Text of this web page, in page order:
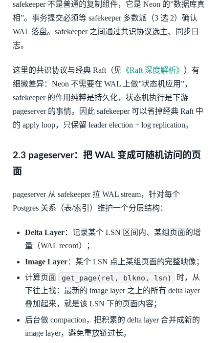
safekeeper 不是普通的复制组件，它是 Neon 的”数据库真
相”。事务提交必须等 safekeeper 多数派（3 选 2）确认
WAL 落盘。safekeeper 之间通过共识协议选主、同步日
志。
这里的共识协议与经典 Raft（见 《Raft 深度解析》 ）有
细微差异：Neon 不需要在 WAL 上做”状态机应用”，
safekeeper 的作用纯粹是持久化，状态机执行是下游
pageserver 的事情。因此 safekeeper 可以省掉经典 Raft 中
的 apply loop，只保留 leader election + log replication。
2.3 pageserver：把 WAL 变成可随机访问的页
面
pageserver 从 safekeeper 拉 WAL stream，针对每个
Postgres 关系（表/索引）维护一个分层结构：
Delta Layer：记录某个 LSN 区间内、某组页面的增
量（WAL record）；
Image Layer：某个 LSN 点上某组页面的完整映像；
计算页面
get_page(rel, blkno, lsn)
时，从
下往上找：最新的 image layer 之上的所有 delta layer
叠加起来，就是该 LSN 下的页面内容；
后台做 compaction，把积累的 delta layer 合并成新的
image layer，避免重放链过长。